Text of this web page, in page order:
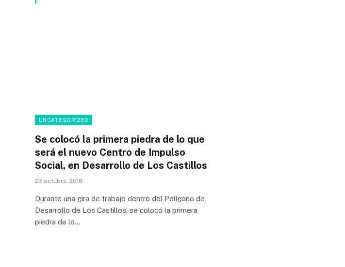
UNCATEGORIZED
Se colocó la primera piedra de lo que
será el nuevo Centro de Impulso
Social, en Desarrollo de Los Castillos
23 octubre, 2018
Durante una gira de trabajo dentro del Polígono de
Desarrollo de Los Castillos, se colocó la primera
piedra de lo…